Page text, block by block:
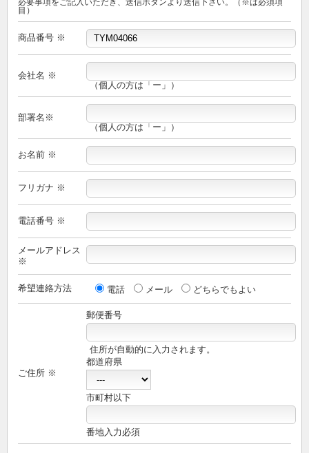
必要事項をご記入いただき、送信ボタンより送信下さい。（※は必須項
目）
商品番号 ※
会社名 ※
（個人の方は「ー」）
部署名※
（個人の方は「ー」）
お名前 ※
フリガナ ※
電話番号 ※
メールアドレス
※
希望連絡方法 電話 メール どちらでもよい
ご住所 ※
郵便番号
住所が自動的に入力されます。
都道府県
市町村以下
番地入力必須